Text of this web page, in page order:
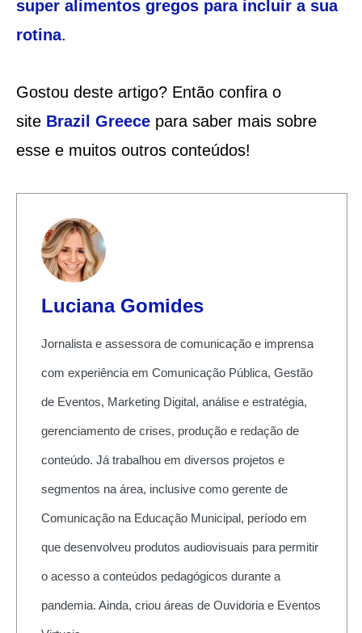
super alimentos gregos para incluir a sua
rotina.
Gostou deste artigo? Então confira o
site Brazil Greecepara saber mais sobre
esse e muitos outros conteúdos!
Luciana Gomides
Jornalista e assessora de comunicação e imprensa
com experiência em Comunicação Pública, Gestão
de Eventos, Marketing Digital, análise e estratégia,
gerenciamento de crises, produção e redação de
conteúdo. Já trabalhou em diversos projetos e
segmentos na área, inclusive como gerente de
Comunicação na Educação Municipal, período em
que desenvolveu produtos audiovisuais para permitir
o acesso a conteúdos pedagógicos durante a
pandemia. Ainda, criou áreas de Ouvidoria e Eventos